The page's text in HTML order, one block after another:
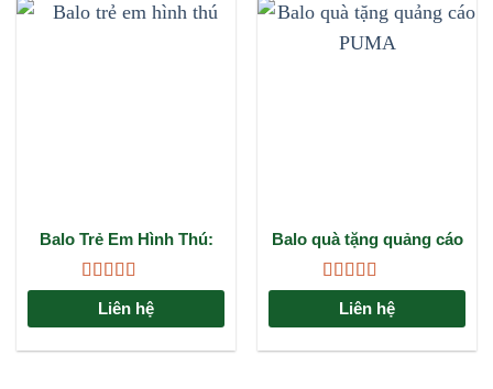
Balo Trẻ Em Hình Thú:
Người Bạn Đồng Hành
Đáng Yêu Cho Bé Đến
Trường
Được xếp
hạng4.675
sao
Liên hệ
Balo quà tặng quảng cáo
PUMA: Giải pháp
marketing đẳng cấp cho
doanh nghiệp
Được xếp
hạng4.675
sao
Liên hệ